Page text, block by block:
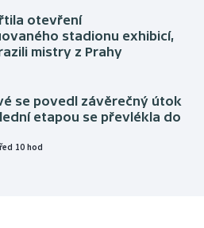
otevření
stadionu exhibicí,
mistry z Prahy
se povedl závěrečný útok
etapou se převlékla do
10 hod